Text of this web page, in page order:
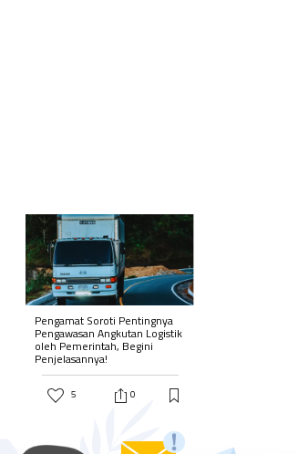
Pengamat Soroti Pentingnya
Pengawasan Angkutan Logistik
oleh Pemerintah, Begini
Penjelasannya!
5 0